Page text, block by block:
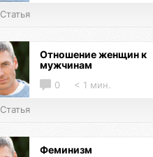
Статья
Отношение женщин к
мужчинам
0 < 1 мин.
Статья
Феминизм